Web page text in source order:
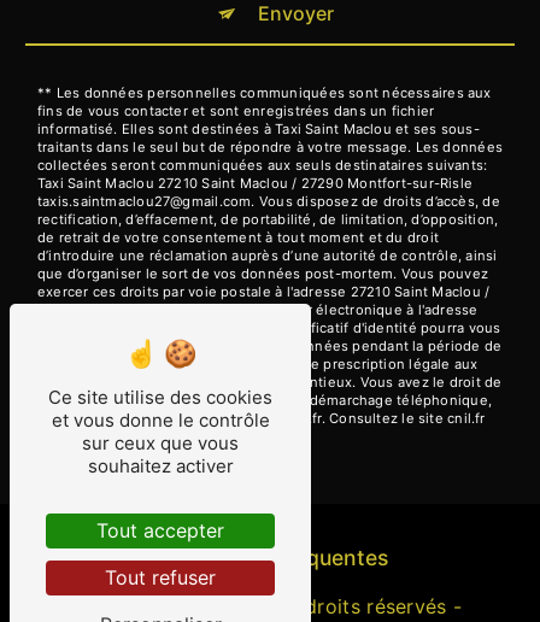
Envoyer
** Les données personnelles communiquées sont nécessaires aux
fins de vous contacter et sont enregistrées dans un fichier
informatisé. Elles sont destinées à Taxi Saint Maclou et ses sous-
traitants dans le seul but de répondre à votre message. Les données
collectées seront communiquées aux seuls destinataires suivants:
Taxi Saint Maclou 27210 Saint Maclou / 27290 Montfort-sur-Risle
taxis.saintmaclou27@gmail.com. Vous disposez de droits d’accès, de
rectification, d’effacement, de portabilité, de limitation, d’opposition,
de retrait de votre consentement à tout moment et du droit
d’introduire une réclamation auprès d’une autorité de contrôle, ainsi
que d’organiser le sort de vos données post-mortem. Vous pouvez
exercer ces droits par voie postale à l'adresse 27210 Saint Maclou /
27290 Montfort-sur-Risle ou par courrier électronique à l'adresse
taxis.saintmaclou27@gmail.com. Un justificatif d'identité pourra vous
être demandé. Nous conservons vos données pendant la période de
prise de contact puis pendant la durée de prescription légale aux
fins probatoires et de gestion des contentieux. Vous avez le droit de
vous inscrire sur la liste d'opposition au démarchage téléphonique,
disponible à cette adresse: Bloctel.gouv.fr. Consultez le site cnil.fr
pour plus d’informations sur vos droits.
Recherches fréquentes
- 2026 - Tous droits réservés -
Ce site utilise des cookies
et vous donne le contrôle
sur ceux que vous
souhaitez activer
Tout accepter
Tout refuser